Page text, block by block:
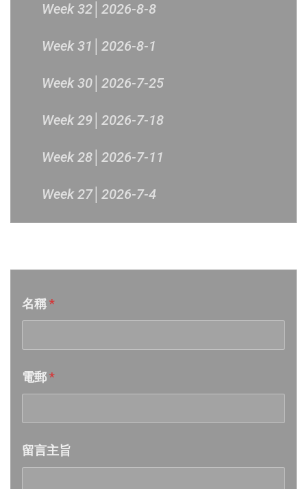
Week 32│2026-8-8
Week 31│2026-8-1
Week 30│2026-7-25
Week 29│2026-7-18
Week 28│2026-7-11
Week 27│2026-7-4
Week 25│2026-6-20
Week 24│2026-6-12
Week 22│2026-5-30
Week 20│2026-5-16
名稱*
電郵*
留言主旨